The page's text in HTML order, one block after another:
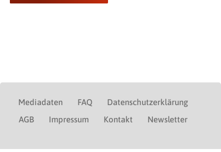
Mediadaten FAQ
Datenschutzerklärung
AGB
Impressum Kontakt Newsletter